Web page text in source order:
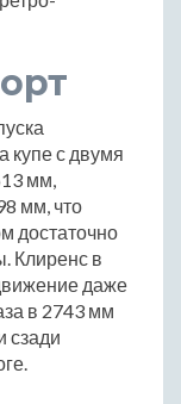
купе с двумя
мм,
мм, что
достаточно
Клиренс в
даже
в 2743 мм
сзади